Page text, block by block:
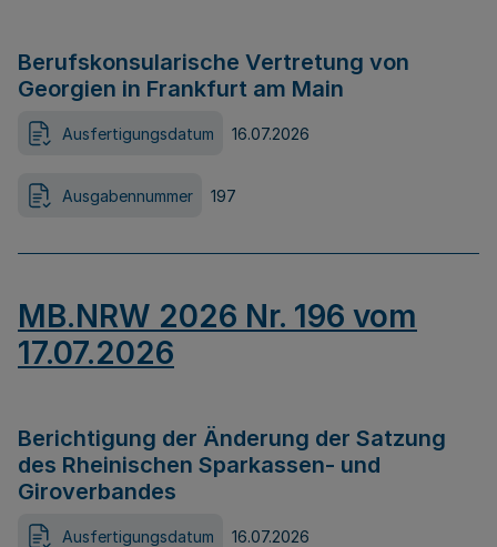
Berufskonsularische Vertretung von
Georgien in Frankfurt am Main
Ausfertigungsdatum 16.07.2026
Ausgabennummer 197
MB.NRW 2026 Nr. 196 vom
17.07.2026
Berichtigung der Änderung der Satzung
des Rheinischen Sparkassen- und
Giroverbandes
Ausfertigungsdatum 16.07.2026